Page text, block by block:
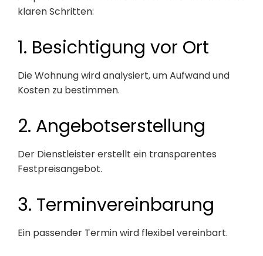
klaren Schritten:
1. Besichtigung vor Ort
Die Wohnung wird analysiert, um Aufwand und
Kosten zu bestimmen.
2. Angebotserstellung
Der Dienstleister erstellt ein transparentes
Festpreisangebot.
3. Terminvereinbarung
Ein passender Termin wird flexibel vereinbart.